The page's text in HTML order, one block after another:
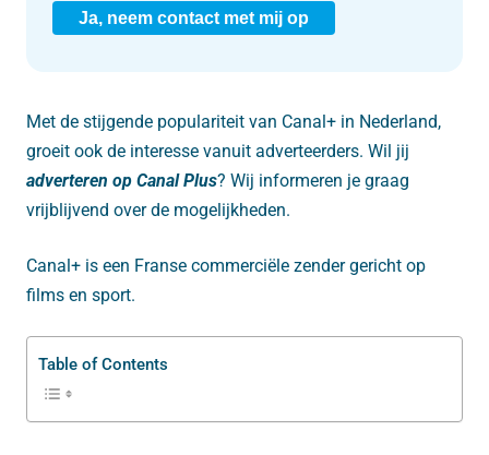
Ja, neem contact met mij op
Met de stijgende populariteit van Canal+ in Nederland,
groeit ook de interesse vanuit adverteerders. Wil jij
adverteren op Canal Plus? Wij informeren je graag
vrijblijvend over de mogelijkheden.
Canal+ is een Franse commerciële zender gericht op
films en sport.
Table of Contents